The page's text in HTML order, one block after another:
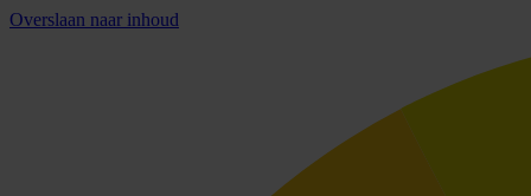
Overslaan naar inhoud